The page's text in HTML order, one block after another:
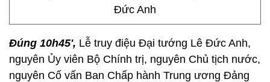
Đức Anh
Đúng 10h45', Lễ truy điệu Đại tướng Lê Đức Anh,
nguyên Ủy viên Bộ Chính trị, nguyên Chủ tịch nước,
nguyên Cố vấn Ban Chấp hành Trung ương Đảng